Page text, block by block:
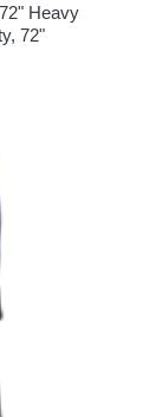
Heavy
72"